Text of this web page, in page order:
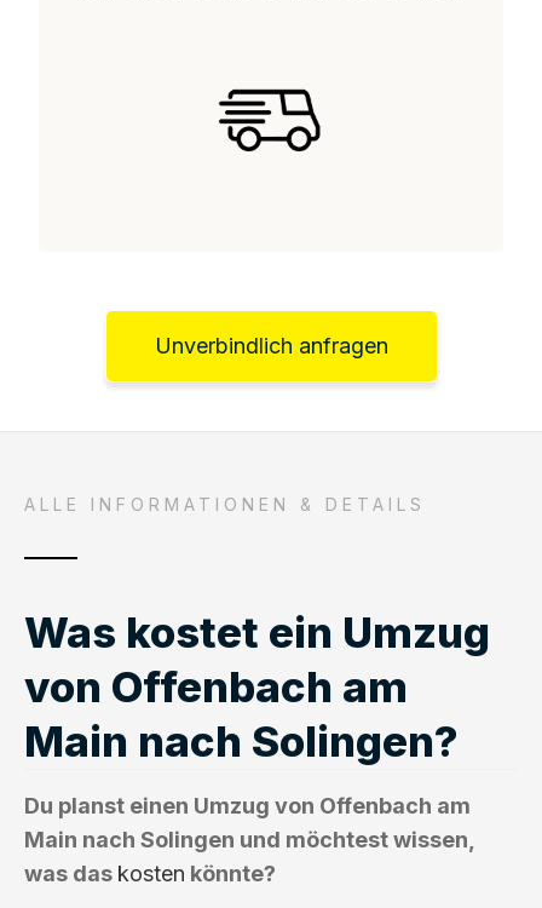
Unverbindlich anfragen
ALLE INFORMATIONEN & DETAILS
Was kostet ein Umzug
von Offenbach am
Main nach Solingen?
Du planst einen Umzug von Offenbach am
Main nach Solingen und möchtest wissen,
was das kosten könnte?